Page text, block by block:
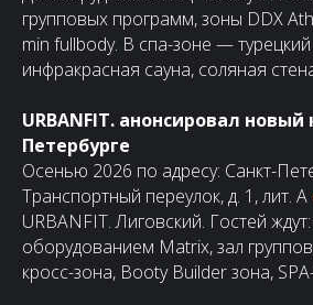
групповых программ, зоны DDX
min fullbody. В спа-зоне —
инфракрасная сауна, соляная
URBANFIT. анонсировал новый
Петербурге
Осенью 2026 по адресу: Санкт-
Транспортный переулок, д. 1, лит. А
URBANFIT. Лиговский. Гостей
оборудованием Matrix, зал
кросс-зона, Booty Builder зона,